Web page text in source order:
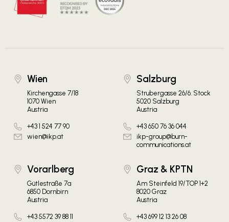
Wien
Kirchengasse 7/18
1070 Wien
Austria
+43 1 524 77 90
wien@ikp.at
Salzburg
Strubergasse 26/6. Stock
5020 Salzburg
Austria
+43 650 76 36 044
ikp-group@burn-
communications.at
Vorarlberg
Gütlestraße 7a
6850 Dornbirn
Austria
+43 5572 39 88 11
Graz & KPTN
Am Steinfeld 19/TOP 1+2
8020 Graz
Austria
+43 699 12 13 26 08